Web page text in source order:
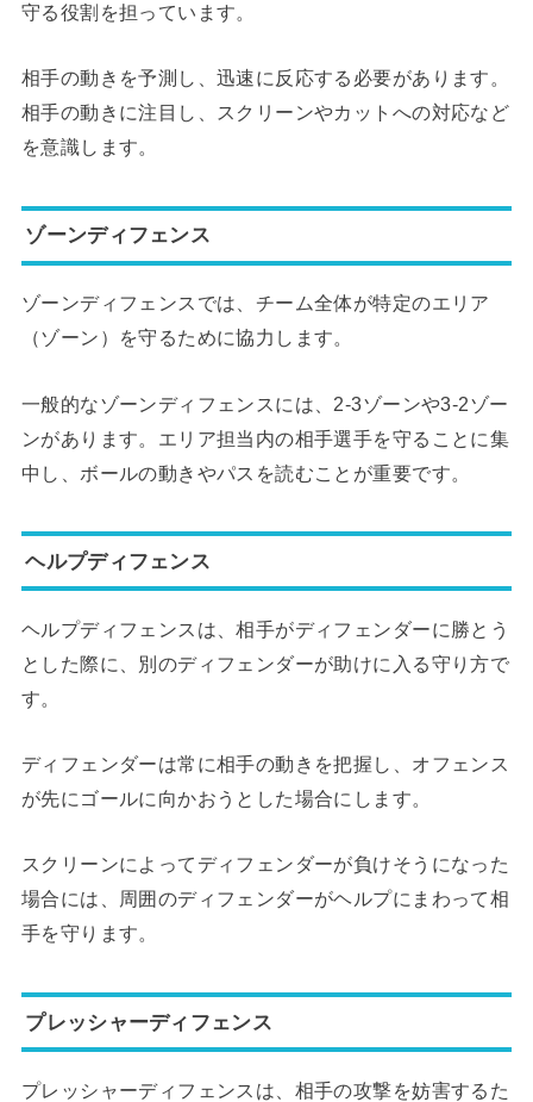
守る役割を担っています。
相手の動きを予測し、迅速に反応する必要があります。
相手の動きに注目し、スクリーンやカットへの対応など
を意識します。
ゾーンディフェンス
ゾーンディフェンスでは、チーム全体が特定のエリア
（ゾーン）を守るために協力します。
一般的なゾーンディフェンスには、2-3ゾーンや3-2ゾー
ンがあります。エリア担当内の相手選手を守ることに集
中し、ボールの動きやパスを読むことが重要です。
ヘルプディフェンス
ヘルプディフェンスは、相手がディフェンダーに勝とう
とした際に、別のディフェンダーが助けに入る守り方で
す。
ディフェンダーは常に相手の動きを把握し、オフェンス
が先にゴールに向かおうとした場合にします。
スクリーンによってディフェンダーが負けそうになった
場合には、周囲のディフェンダーがヘルプにまわって相
手を守ります。
プレッシャーディフェンス
プレッシャーディフェンスは、相手の攻撃を妨害するた